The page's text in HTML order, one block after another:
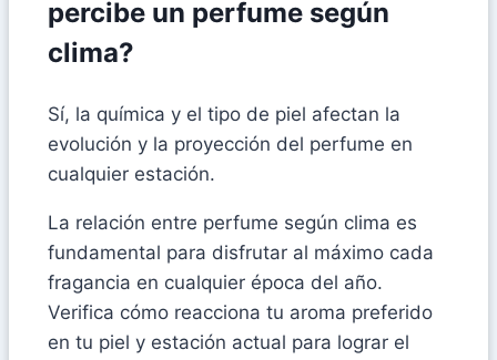
percibe un perfume según
clima?
Sí, la química y el tipo de piel afectan la
evolución y la proyección del perfume en
cualquier estación.
La relación entre perfume según clima es
fundamental para disfrutar al máximo cada
fragancia en cualquier época del año.
Verifica cómo reacciona tu aroma preferido
en tu piel y estación actual para lograr el